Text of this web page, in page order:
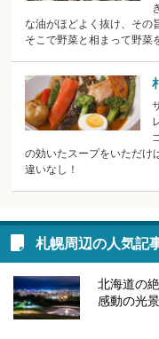
な油がほどよく抜け、その
そこで野菜と相まって野菜
の効いたスープをいただけ
違いなし！
札幌周辺の人気記
北海道の
感動の光